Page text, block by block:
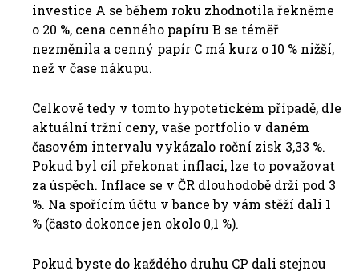
investice A se během roku zhodnotila řekněme
o 20 %, cena cenného papíru B se téměř
nezměnila a cenný papír C má kurz o 10 % nižší,
než v čase nákupu.
Celkově tedy v tomto hypotetickém případě, dle
aktuální tržní ceny, vaše portfolio v daném
časovém intervalu vykázalo roční zisk 3,33 %.
Pokud byl cíl překonat inflaci, lze to považovat
za úspěch. Inflace se v ČR dlouhodobě drží pod 3
%. Na spořícím účtu v bance by vám stěží dali 1
% (často dokonce jen okolo 0,1 %).
Pokud byste do každého druhu CP dali stejnou